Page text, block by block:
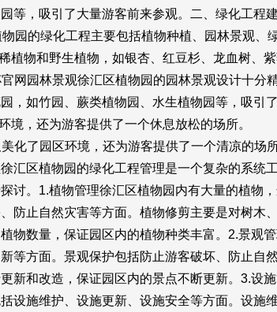
等，吸引了大量游客前来参观。二、绿化工程
园的绿化工程主要包括植物种植、园林景观、
植物和野生植物，如银杏、红豆杉、龙血树、
网 园林景观徐汇区植物园的园林景观设计十分
，如竹园、蕨类植物园、水生植物园等，吸引
，还为游客提供了一个休息放松的场所。
化了园区环境，还为游客提供了一个清凉的场
汇区植物园的绿化工程管理是一个复杂的系统
讨。1.植物管理徐汇区植物园内有大量的植物
防止自然灾害等方面。植物修剪主要是对树木
物数量，保证园区内的植物种类丰富。2.景观
等方面。景观保护包括防止游客破坏、防止自
新和改造，保证园区内的景点不断更新。3.设
设施维护、设施更新、设施安全等方面。设施